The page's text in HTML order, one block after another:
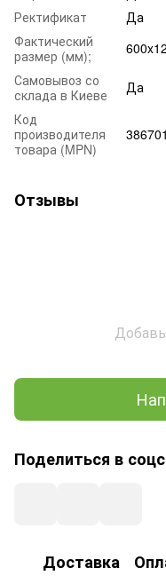
Ректификат
Да
Фактический
размер (мм);
Самовывоз со
склада в Киеве
Да
Код
производителя
товара (MPN)
386701
Отзывы
Поделиться в
Доставка